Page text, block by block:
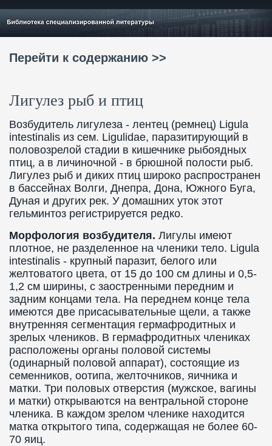
Перейти к содержанию >>
Лигулез рыб и птиц
Возбудитель лигулеза - лентец (ремнец) Ligula
intestinalis из сем. Ligulidae, паразитирующий в
половозрелой стадии в кишечнике рыбоядных
птиц, а в личиночной - в брюшной полости рыб.
Лигулез рыб и диких птиц широко распространен
в бассейнах Волги, Днепра, Дона, Южного Буга,
Дуная и других рек. У домашних уток этот
гельминтоз регистрируется редко.
Морфология возбудителя. Лигулы имеют
плотное, не разделенное на членики тело. Ligula
intestinalis - крупный паразит, белого или
желтоватого цвета, от 15 до 100 см длины и 0,5-
1,2 см ширины, с заостренными передним и
задним концами тела. На переднем конце тела
имеются две присасывательные щели, а также
внутренняя сегментация гермафродитных и
зрелых члеников. В гермафродитных члениках
расположены органы половой системы
(одинарный половой аппарат), состоящие из
семенников, оотипа, желточников, яичника и
матки. Три половых отверстия (мужское, вагины
и матки) открываются на вентральной стороне
членика. В каждом зрелом членике находится
матка открытого типа, содержащая не более 60-
70 яиц.